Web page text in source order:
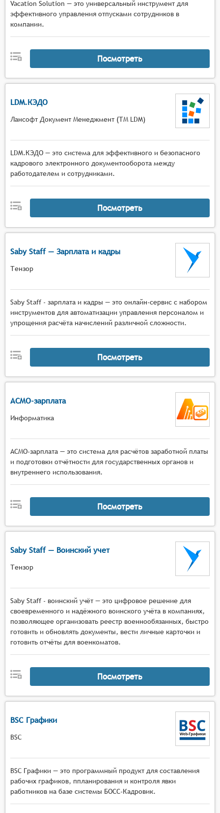
Vacation Solution — это универсальный инструмент для
эффективного управления отпусками сотрудников в
компании.
Посмотреть
LDM.КЭДО
Лансофт Документ Менеджмент (ТМ LDM)
LDM.КЭДО — это система для эффективного и безопасного
кадрового электронного документооборота между
работодателем и сотрудниками.
Посмотреть
Saby Staff — Зарплата и кадры
Тензор
Saby Staff - зарплата и кадры — это онлайн-сервис с набором
инструментов для автоматизации управления персоналом и
упрощения расчёта начислений различной сложности.
Посмотреть
АСМО-зарплата
Информатика
АСМО-зарплата — это система для расчётов заработной платы
и подготовки отчётности для государственных органов и
внутреннего использования.
Посмотреть
Saby Staff — Воинский учет
Тензор
Saby Staff - воинский учёт — это цифровое решение для
своевременного и надёжного воинского учёта в компаниях,
позволяющее организовать реестр военнообязанных, быстро
готовить и обновлять документы, вести личные карточки и
готовить отчёты для военкоматов.
Посмотреть
BSC Графики
BSC
BSC Графики — это программный продукт для составления
рабочих графиков, ппланирования и контроля явки
работников на базе системы БОСС-Кадровик.